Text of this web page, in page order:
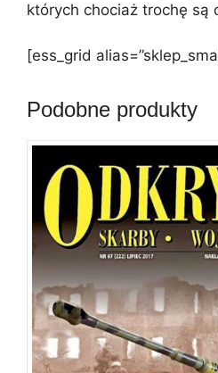
których chociaż trochę są
[ess_grid
Podobne produkty